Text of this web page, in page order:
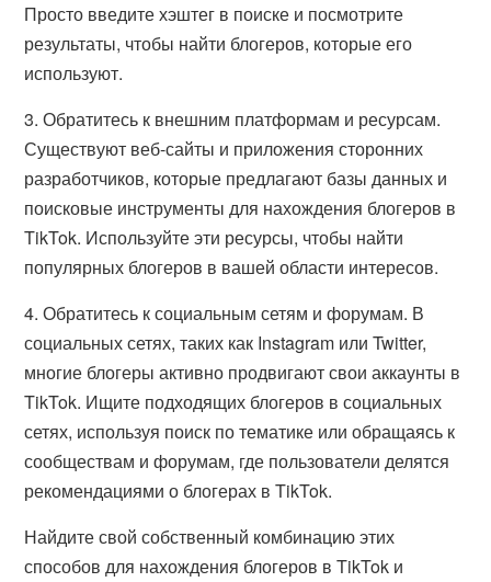
Просто введите хэштег в поиске и посмотрите
результаты, чтобы найти блогеров, которые его
используют.
3. Обратитесь к внешним платформам и ресурсам.
Существуют веб-сайты и приложения сторонних
разработчиков, которые предлагают базы данных и
поисковые инструменты для нахождения блогеров в
TikTok. Используйте эти ресурсы, чтобы найти
популярных блогеров в вашей области интересов.
4. Обратитесь к социальным сетям и форумам. В
социальных сетях, таких как Instagram или Twitter,
многие блогеры активно продвигают свои аккаунты в
TikTok. Ищите подходящих блогеров в социальных
сетях, используя поиск по тематике или обращаясь к
сообществам и форумам, где пользователи делятся
рекомендациями о блогерах в TikTok.
Найдите свой собственный комбинацию этих
способов для нахождения блогеров в TikTok и